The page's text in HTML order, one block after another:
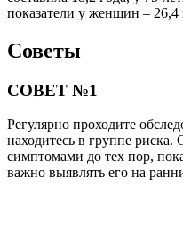
показатели у женщин – 26,4
Советы
СОВЕТ №1
Регулярно проходите
находитесь в группе риска.
симптомами до тех пор,
важно выявлять его на